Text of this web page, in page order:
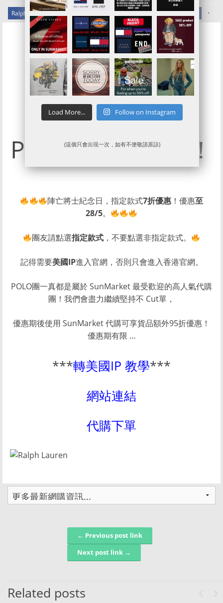
Ralph Lauren官網代購/代運/集運服務指南 | 2025年 Black Friday Sale .
【Ralph Lauren
The MEMORIAL
DAY Event】
POLO 7折團再開！
陣亡將士紀念日，指定款式7折優惠！優惠至
28/5。
團友請點選指定款式 ，不要點選非指定款式。
記得需要美國IP進入官網，否則只會進入香港官網。
POLO團一真都是屬於 SunMarket 最受歡迎的高人氣代購
團！我們會盡力繼續堅持不 Cut單，
優惠期後使用 SunMarket 代購可享貨品額外95折優惠！
優惠期有限 …
***轉美國IP 教學***
網站連結
代購下單
Post navigation← Previous post link
Next post link →
Related posts
Load More... Follow on Instagram
(這個只會出現一次，如有不便敬請原諒)